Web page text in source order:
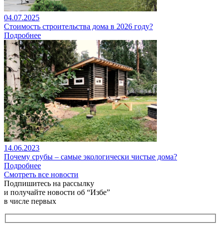
04.07.2025
Стоимость строительства дома в 2026 году?
Подробнее
14.06.2023
Почему срубы – самые экологически чистые дома?
Подробнее
Смотреть все новости
Подпишитесь на рассылку
и получайте новости об “Избе”
в числе первых